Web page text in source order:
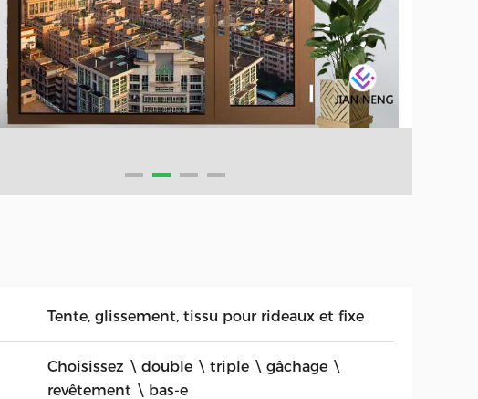
Tente, glissement, tissu pour rideaux et fixe
Choisissez \ double \ triple \ gâchage \
revêtement \ bas-e